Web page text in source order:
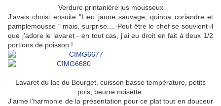
Verdure printanière jus mousseux
J'avais choisi ensuite "Lieu jaune sauvage, quinoa coriandre et
pamplemousse " mais, surprise....-Peut être le chef se souvient-il
que j'adore le lavaret - en tout cas, j'ai eu droit en fait à deux 1/2
portions de poisson !
Lavaret du lac du Bourget, cuisson basse température, petits
pois, beurre noisette.
J'aime l'harmonie de la présentation pour ce plat tout en douceur